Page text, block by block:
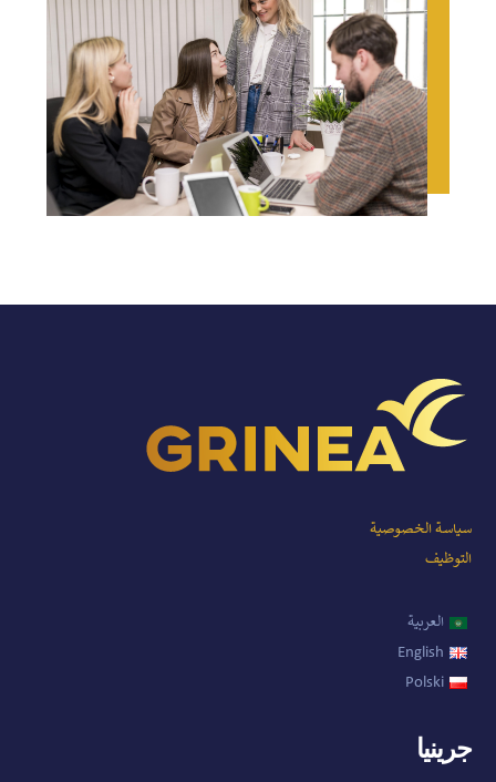
سياسة الخصوصية
التوظيف
العربية
English
Polski
جرينيا